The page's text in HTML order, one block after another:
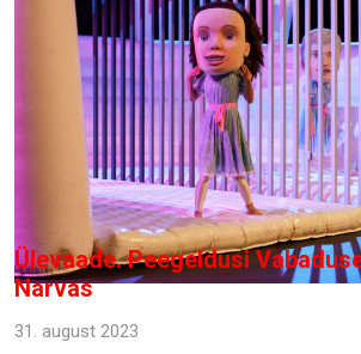
Ülevaade. Peegeldusi
Narvas
31. august 2023